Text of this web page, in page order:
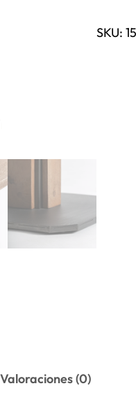
SKU:
Valoraciones (0)